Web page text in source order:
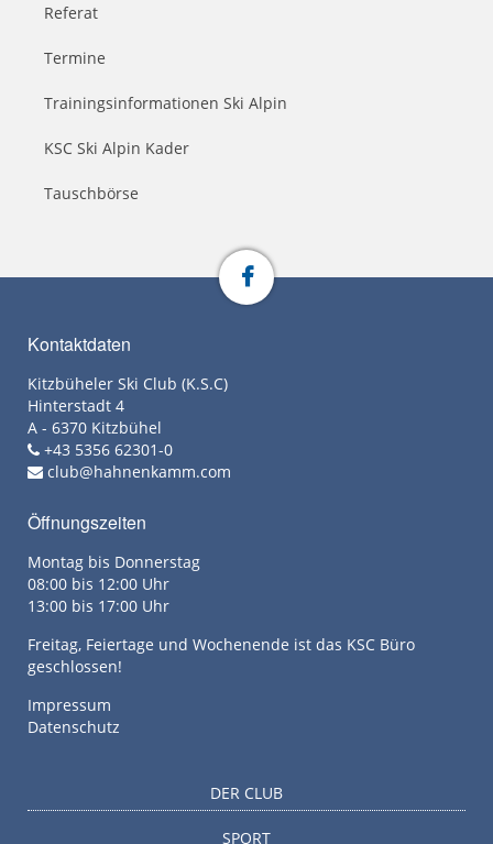
Referat
Termine
Trainingsinformationen Ski Alpin
KSC Ski Alpin Kader
Tauschbörse
Kontaktdaten
Kitzbüheler Ski Club (K.S.C)
Hinterstadt 4
A - 6370 Kitzbühel
+43 5356 62301-0
club@hahnenkamm.com
Öffnungszeiten
Montag bis Donnerstag
08:00 bis 12:00 Uhr
13:00 bis 17:00 Uhr
Freitag, Feiertage und Wochenende ist das KSC Büro
geschlossen!
Impressum
Datenschutz
DER CLUB
SPORT